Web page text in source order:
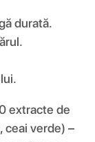
durată.
extracte de
ceai verde) –